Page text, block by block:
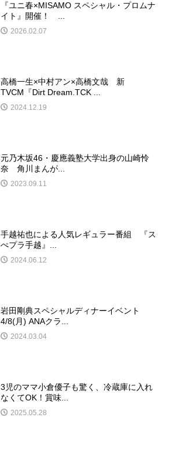
『ユニ春×MISAMO スペシャル・プロムナ
イト』開催！ ...
2026.02.07
高橋一生×中村アン×高橋文哉 新
TVCM『Dirt Dream.TCK ...
2024.12.19
元乃木坂46・慶應義塾大学出身の山崎怜
奈 角川まんが...
2023.09.11
手越祐也による人気レギュラー番組 『ス
ぺプラ手越』...
2024.06.12
岩田剛典スペシャルディナーイベント
4/8(月) ANAクラ...
2024.03.04
3児のママ小倉優子も驚く、冷蔵庫に入れ
なくてOK！賞味...
2025.05.28